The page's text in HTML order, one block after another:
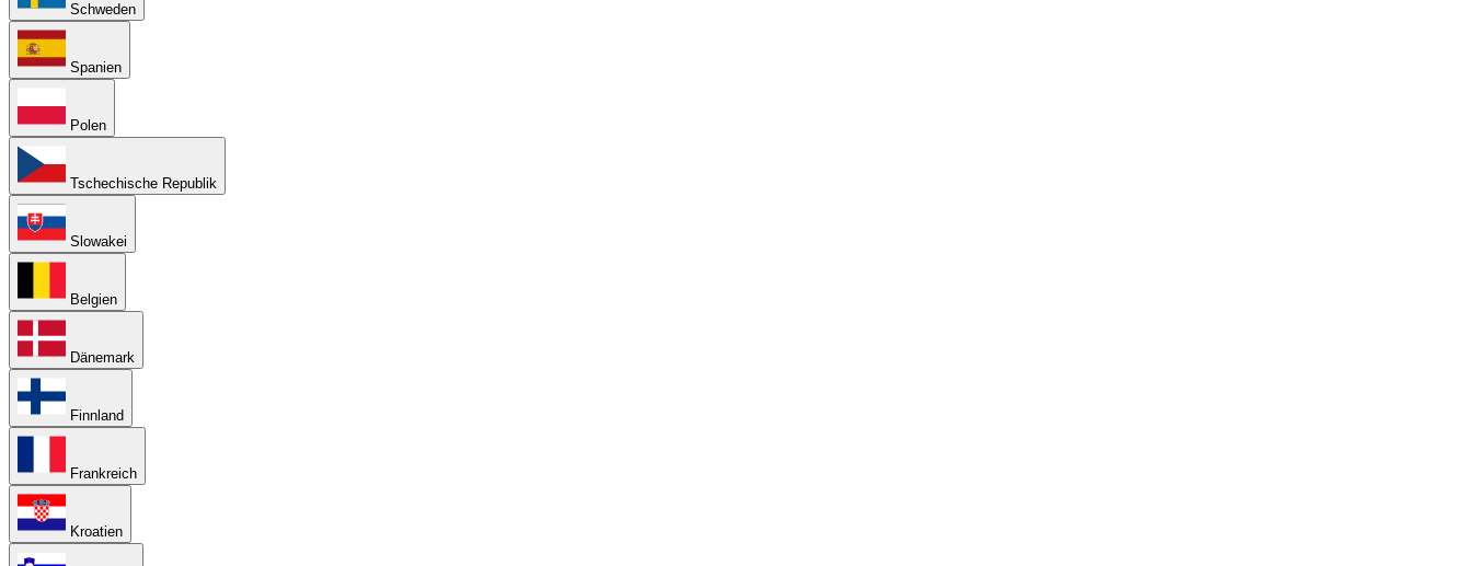
Schweden
Spanien
Polen
Tschechische Republik
Slowakei
Belgien
Dänemark
Finnland
Frankreich
Kroatien